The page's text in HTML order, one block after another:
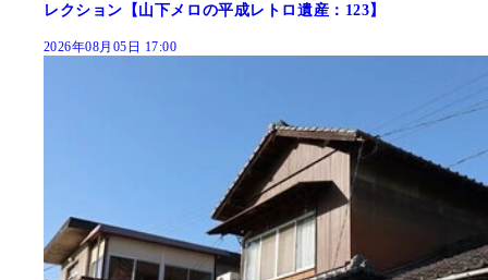
レクション【山下メロの平成レトロ遺産：123】
2026年08月05日 17:00